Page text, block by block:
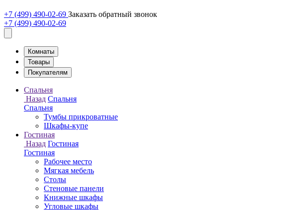
+7 (499) 490-02-69 Заказать обратный звонок
+7 (499) 490-02-69